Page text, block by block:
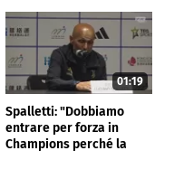
01:19
Spalletti: "Dobbiamo
entrare per forza in
Champions perché la